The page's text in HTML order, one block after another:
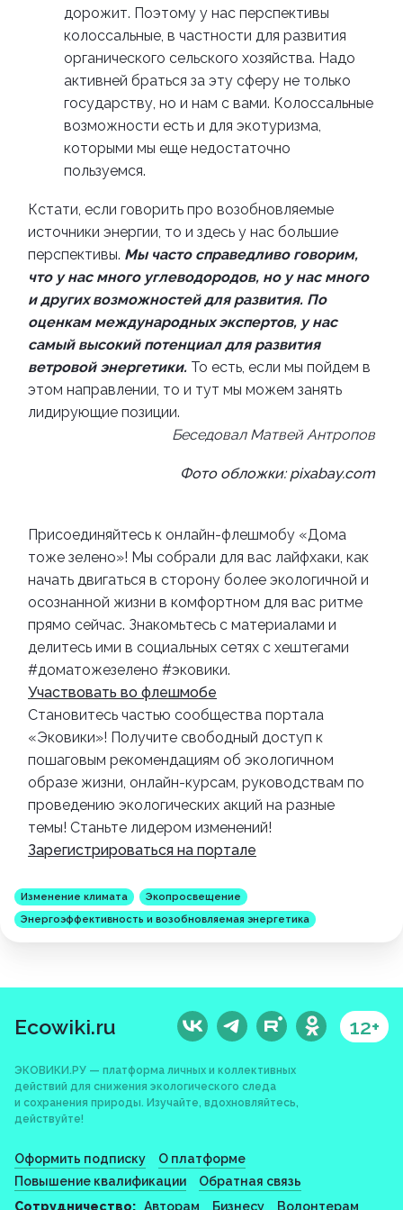
дорожит. Поэтому у нас перспективы
колоссальные, в частности для развития
органического сельского хозяйства. Надо
активней браться за эту сферу не только
государству, но и нам с вами. Колоссальные
возможности есть и для экотуризма,
которыми мы еще недостаточно
пользуемся.
Кстати, если говорить про возобновляемые
источники энергии, то и здесь у нас большие
перспективы. Мы часто справедливо говорим,
что у нас много углеводородов, но у нас много
и других возможностей для развития. По
оценкам международных экспертов, у нас
самый высокий потенциал для развития
ветровой энергетики. То есть, если мы пойдем в
этом направлении, то и тут мы можем занять
лидирующие позиции.
Беседовал Матвей Антропов
Фото обложки: pixabay.com
Присоединяйтесь к онлайн-флешмобу «Дома
тоже зелено»! Мы собрали для вас лайфхаки, как
начать двигаться в сторону более экологичной и
осознанной жизни в комфортном для вас ритме
прямо сейчас. Знакомьтесь с материалами и
делитесь ими в социальных сетях с хештегами
#доматожезелено #эковики.
Участвовать во флешмобе
Становитесь частью сообщества портала
«Эковики»! Получите свободный доступ к
пошаговым рекомендациям об экологичном
образе жизни, онлайн-курсам, руководствам по
проведению экологических акций на разные
темы! Станьте лидером изменений!
Зарегистрироваться на портале
Изменение климата
Экопросвещение
Энергоэффективность и возобновляемая энергетика
Ecowiki.ru 12+
ЭКОВИКИ.РУ — платформа личных и коллективных
действий для снижения экологического следа
и сохранения природы. Изучайте, вдохновляйтесь,
действуйте!
Оформить подписку
О платформе
Повышение квалификации
Обратная связь
Сотрудничество: Авторам Бизнесу Волонтерам